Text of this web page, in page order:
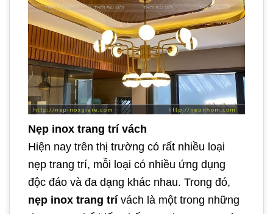
Nẹp inox trang trí vách
Hiện nay trên thị trường có rất nhiều loại
nẹp trang trí, mỗi loại có nhiều ứng dụng
độc đáo và đa dạng khác nhau. Trong đó,
nẹp inox trang trí vách là một trong những